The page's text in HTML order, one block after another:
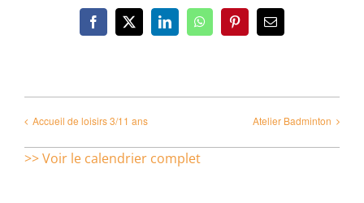
Facebook
X LinkedInWhatsAppPinterestEmail
Accueil de loisirs 3/11 ans Atelier Badminton
>> Voir le calendrier complet